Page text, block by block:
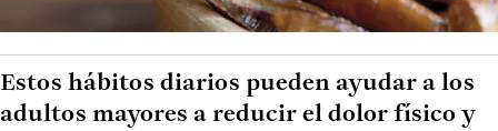
Estos hábitos diarios pueden ayudar a los
adultos mayores a reducir el dolor físico y